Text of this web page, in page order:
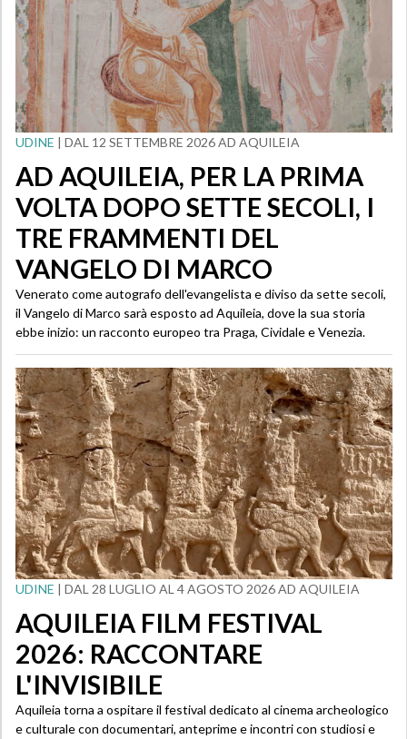
UDINE | DAL 12 SETTEMBRE 2026 AD AQUILEIA
AD AQUILEIA, PER LA PRIMA
VOLTA DOPO SETTE SECOLI, I
TRE FRAMMENTI DEL
VANGELO DI MARCO
Venerato come autografo dell'evangelista e diviso da sette secoli,
il Vangelo di Marco sarà esposto ad Aquileia, dove la sua storia
ebbe inizio: un racconto europeo tra Praga, Cividale e Venezia.
UDINE | DAL 28 LUGLIO AL 4 AGOSTO 2026 AD AQUILEIA
AQUILEIA FILM FESTIVAL
2026: RACCONTARE
L'INVISIBILE
Aquileia torna a ospitare il festival dedicato al cinema archeologico
e culturale con documentari, anteprime e incontri con studiosi e